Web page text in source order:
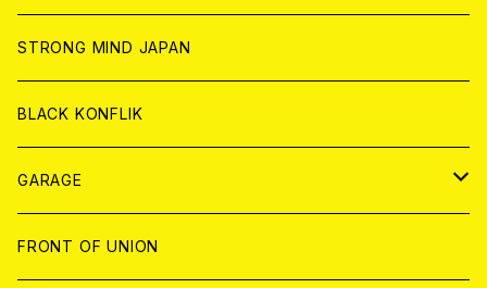
ANALOG
ANALOG
CD
ANALOG
CD
ANALOG
WORLD
CD
ANALOG
STRONG MIND JAPAN
BLACK KONFLIK
GARAGE
JAPAN
FRONT OF UNION